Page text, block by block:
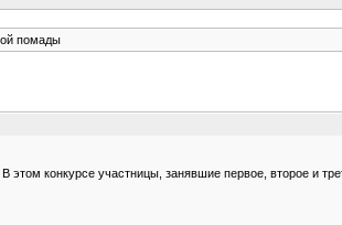
помады
конкурсе участницы, занявшие первое, второе и